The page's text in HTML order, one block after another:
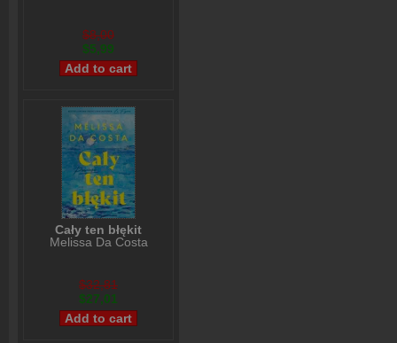
$8,00
$5,99
Cały ten błękit
Melissa Da Costa
$32,81
$27,01